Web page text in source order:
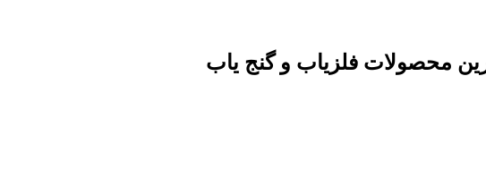
محصولات فلزیاب و گنج یاب